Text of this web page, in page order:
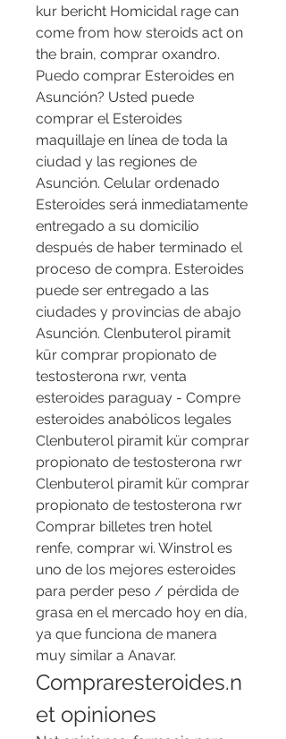
kur bericht Homicidal rage can
come from how steroids act on
the brain, comprar oxandro.
Puedo comprar Esteroides en
Asunción? Usted puede
comprar el Esteroides
maquillaje en línea de toda la
ciudad y las regiones de
Asunción. Celular ordenado
Esteroides será inmediatamente
entregado a su domicilio
después de haber terminado el
proceso de compra. Esteroides
puede ser entregado a las
ciudades y provincias de abajo
Asunción. Clenbuterol piramit
kür comprar propionato de
testosterona rwr, venta
esteroides paraguay - Compre
esteroides anabólicos legales
Clenbuterol piramit kür comprar
propionato de testosterona rwr
Clenbuterol piramit kür comprar
propionato de testosterona rwr
Comprar billetes tren hotel
renfe, comprar wi. Winstrol es
uno de los mejores esteroides
para perder peso / pérdida de
grasa en el mercado hoy en día,
ya que funciona de manera
muy similar a Anavar.
Compraresteroides.n
et opiniones